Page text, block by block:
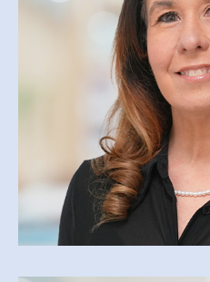
AGENTE DE